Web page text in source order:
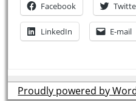
Facebook
LinkedIn E-mail
Proudly powered by